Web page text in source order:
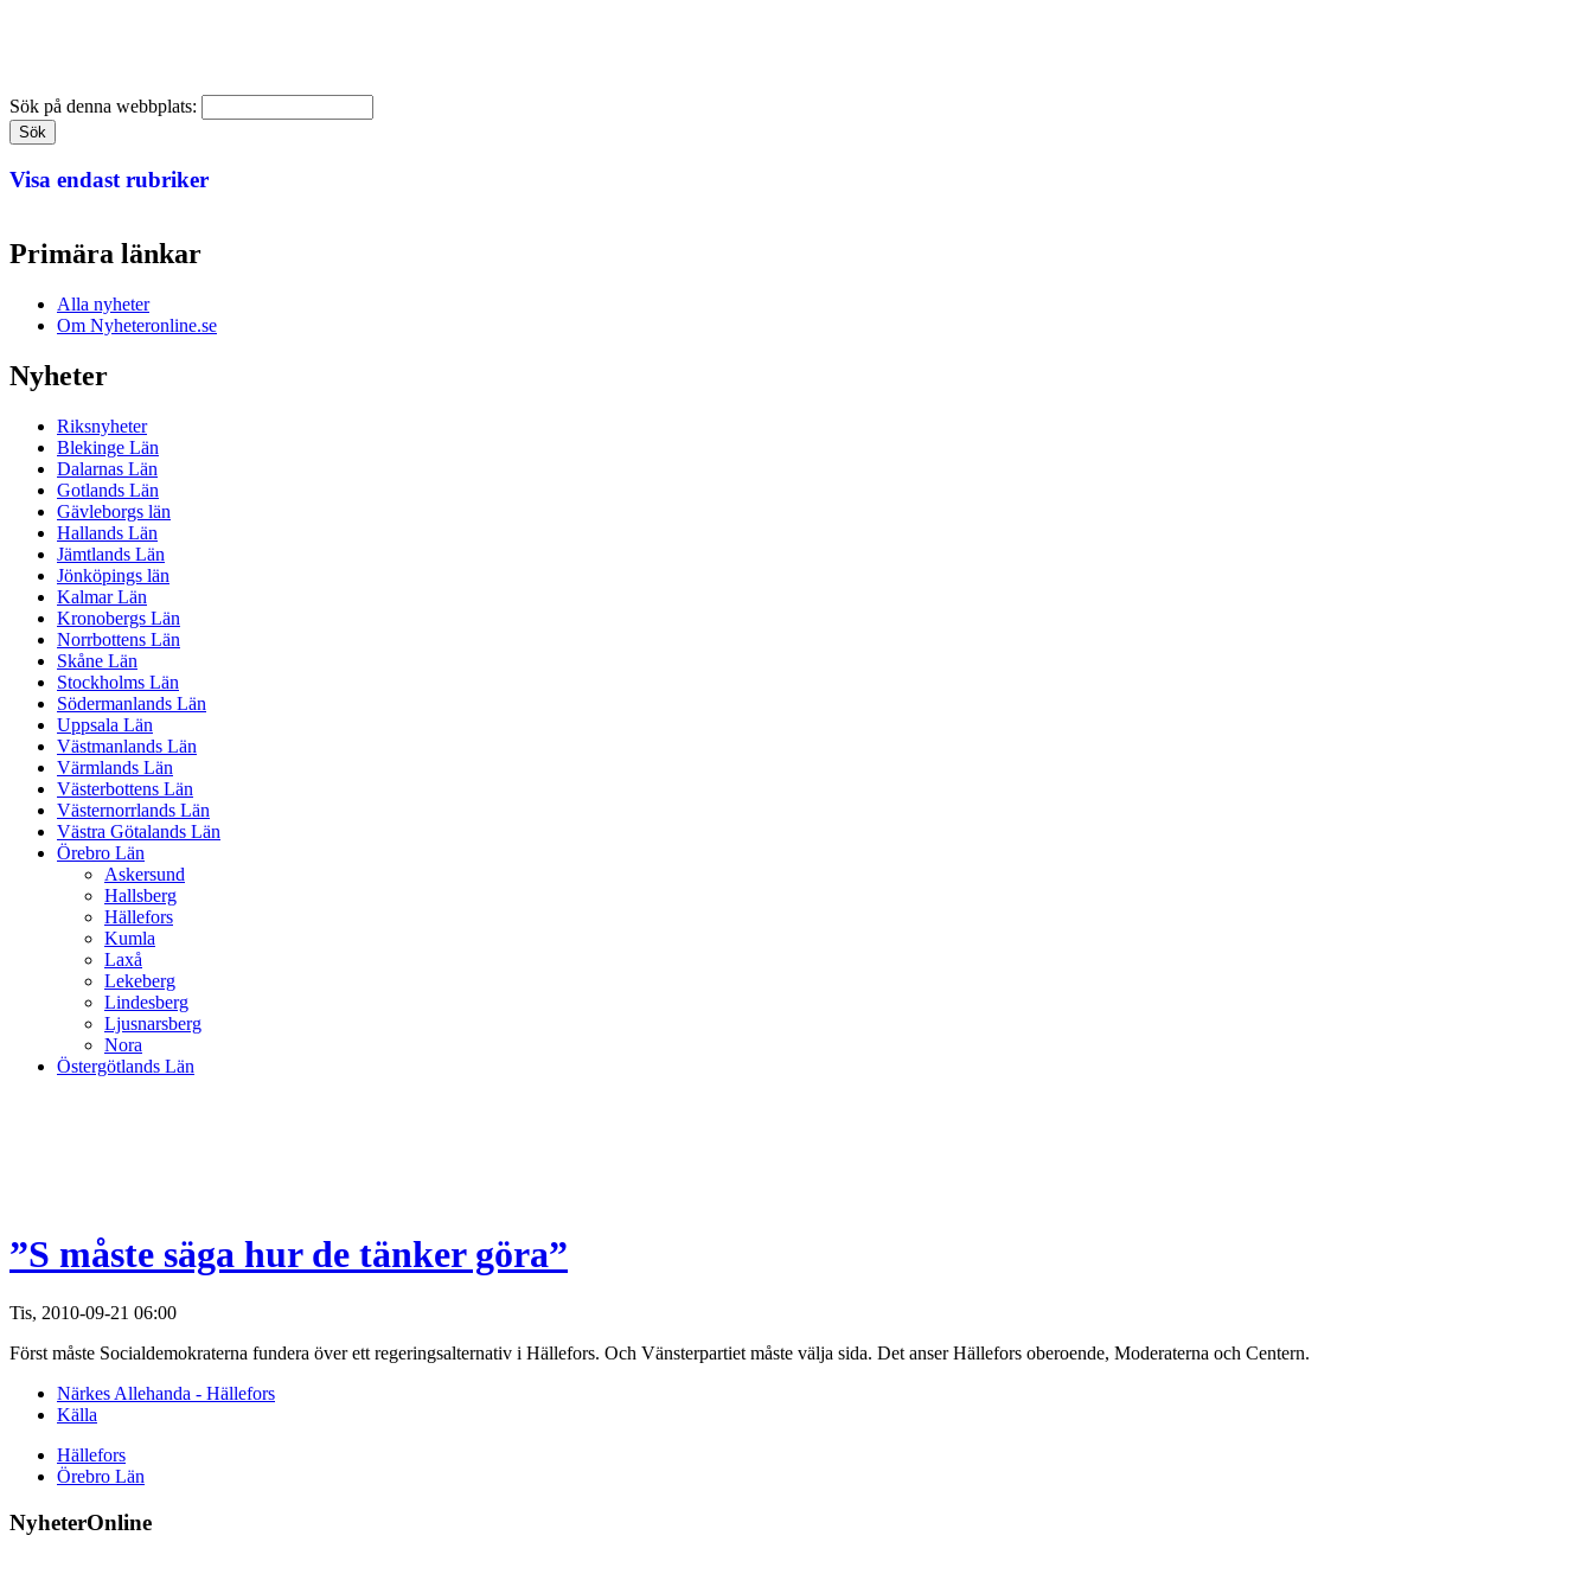
Sök på denna webbplats:
Visa endast rubriker
Primära länkar
Alla nyheter
Om Nyheteronline.se
Nyheter
Riksnyheter
Blekinge Län
Dalarnas Län
Gotlands Län
Gävleborgs län
Hallands Län
Jämtlands Län
Jönköpings län
Kalmar Län
Kronobergs Län
Norrbottens Län
Skåne Län
Stockholms Län
Södermanlands Län
Uppsala Län
Västmanlands Län
Värmlands Län
Västerbottens Län
Västernorrlands Län
Västra Götalands Län
Örebro Län
Askersund
Hallsberg
Hällefors
Kumla
Laxå
Lekeberg
Lindesberg
Ljusnarsberg
Nora
Östergötlands Län
”S måste säga hur de tänker göra”
Tis, 2010-09-21 06:00
Först måste Socialdemokraterna fundera över ett regeringsalternativ i Hällefors. Och Vänsterpartiet måste välja sida. Det anser Hällefors oberoende, Moderaterna och Centern.
Närkes Allehanda - Hällefors
Källa
Hällefors
Örebro Län
NyheterOnline